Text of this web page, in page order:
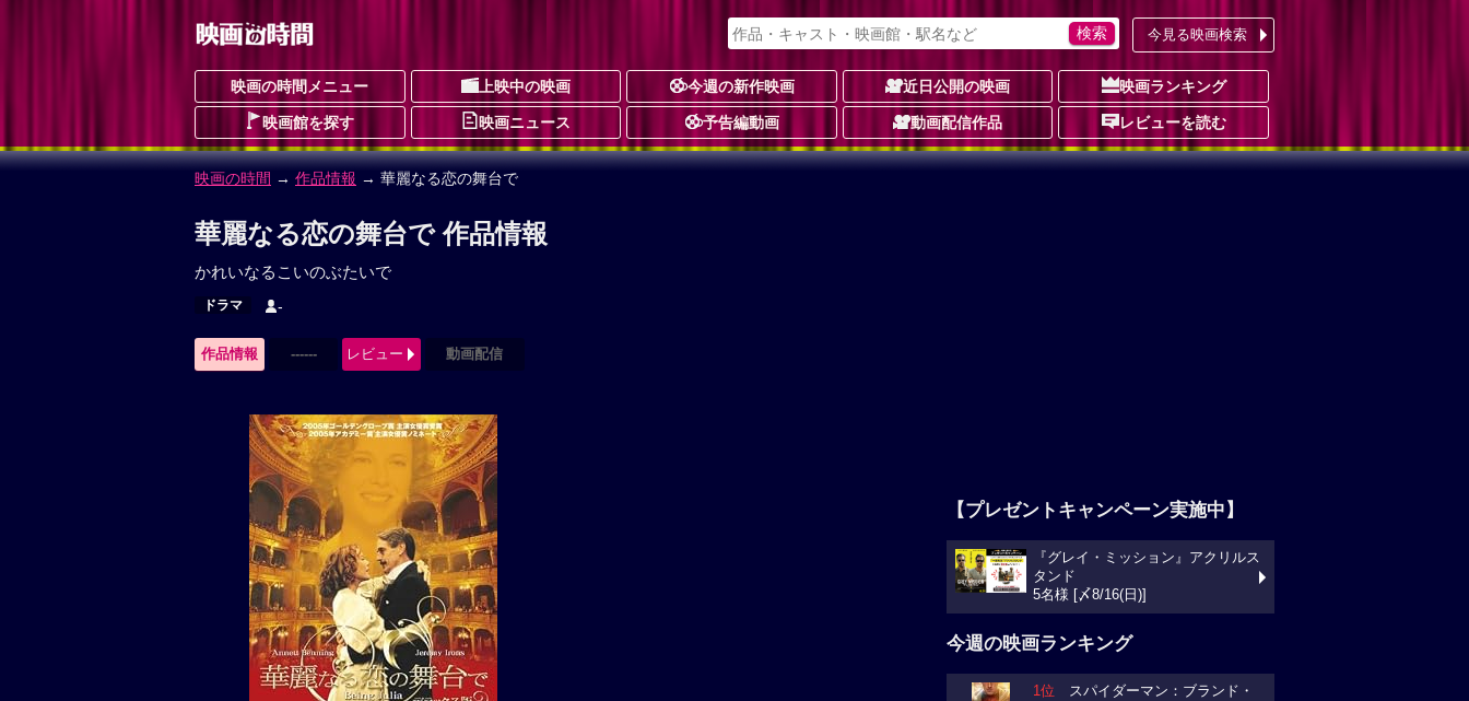
今見る映画検索
映画の時間メニュー 上映中の映画 今週の新作映画 近日公開の映画 映画ランキング
映画館を探す 映画ニュース 予告編動画 動画配信作品 レビューを読む
映画の時間 → 作品情報 → 華麗なる恋の舞台で
華麗なる恋の舞台で 作品情報
かれいなるこいのぶたいで
ドラマ -
作品情報 ------ レビュー 動画配信
【プレゼントキャンペーン実施中】
『グレイ・ミッション』アクリルス
タンド
5名様 [〆8/16(日)]
今週の映画ランキング
1位 スパイダーマン：ブランド・